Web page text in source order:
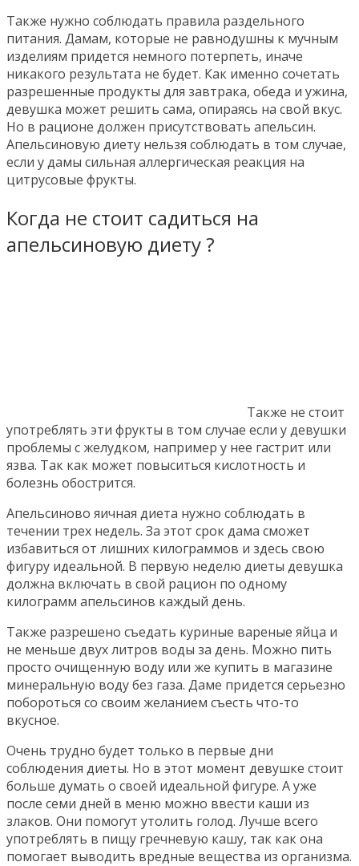
Также нужно соблюдать правила раздельного
питания. Дамам, которые не равнодушны к мучным
изделиям придется немного потерпеть, иначе
никакого результата не будет. Как именно сочетать
разрешенные продукты для завтрака, обеда и ужина,
девушка может решить сама, опираясь на свой вкус.
Но в рационе должен присутствовать апельсин.
Апельсиновую диету нельзя соблюдать в том случае,
если у дамы сильная аллергическая реакция на
цитрусовые фрукты.
Когда не стоит садиться на
апельсиновую диету ?
Также не стоит
употреблять эти фрукты в том случае если у девушки
проблемы с желудком, например у нее гастрит или
язва. Так как может повыситься кислотность и
болезнь обострится.
Апельсиново яичная диета нужно соблюдать в
течении трех недель. За этот срок дама сможет
избавиться от лишних килограммов и здесь свою
фигуру идеальной. В первую неделю диеты девушка
должна включать в свой рацион по одному
килограмм апельсинов каждый день.
Также разрешено съедать куриные вареные яйца и
не меньше двух литров воды за день. Можно пить
просто очищенную воду или же купить в магазине
минеральную воду без газа. Даме придется серьезно
побороться со своим желанием съесть что-то
вкусное.
Очень трудно будет только в первые дни
соблюдения диеты. Но в этот момент девушке стоит
больше думать о своей идеальной фигуре. А уже
после семи дней в меню можно ввести каши из
злаков. Они помогут утолить голод. Лучше всего
употреблять в пищу гречневую кашу, так как она
помогает выводить вредные вещества из организма.